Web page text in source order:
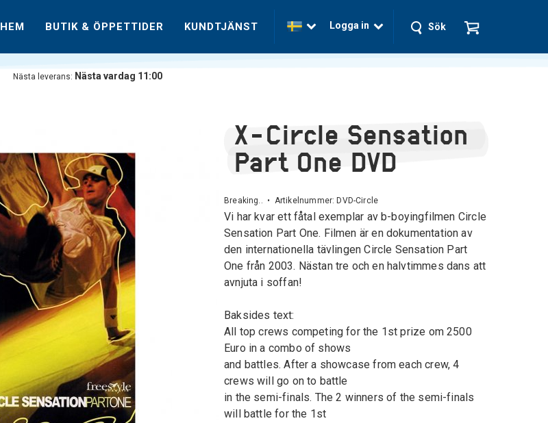
HEM BUTIK & ÖPPETTIDER KUNDTJÄNST Logga in Sök
Nästa leverans: Nästa vardag 11:00
X-Circle Sensation
Part One DVD
Breaking.. • Artikelnummer: DVD-Circle
Vi har kvar ett fåtal exemplar av b-boyingfilmen Circle
Sensation Part One. Filmen är en dokumentation av
den internationella tävlingen Circle Sensation Part
One från 2003. Nästan tre och en halvtimmes dans att
avnjuta i soffan!
Baksides text:
All top crews competing for the 1st prize om 2500
Euro in a combo of shows
and battles. After a showcase from each crew, 4
crews will go on to battle
in the semi-finals. The 2 winners of the semi-finals
will battle for the 1st